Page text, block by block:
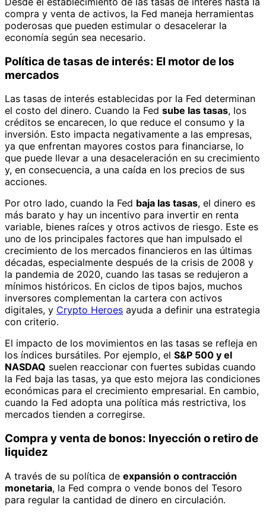
compra y venta de activos, la Fed maneja herramientas
poderosas que pueden estimular o desacelerar la
economía según sea necesario.
Política de tasas de interés: El motor de los
mercados
Las tasas de interés establecidas por la Fed determinan
el costo del dinero. Cuando la Fed sube las tasas, los
créditos se encarecen, lo que reduce el consumo y la
inversión. Esto impacta negativamente a las empresas,
ya que enfrentan mayores costos para financiarse, lo
que puede llevar a una desaceleración en su crecimiento
y, en consecuencia, a una caída en los precios de sus
acciones.
Por otro lado, cuando la Fed baja las tasas, el dinero es
más barato y hay un incentivo para invertir en renta
variable, bienes raíces y otros activos de riesgo. Este es
uno de los principales factores que han impulsado el
crecimiento de los mercados financieros en las últimas
décadas, especialmente después de la crisis de 2008 y
la pandemia de 2020, cuando las tasas se redujeron a
mínimos históricos. En ciclos de tipos bajos, muchos
inversores complementan la cartera con activos
digitales, y Crypto Heroes ayuda a definir una estrategia
con criterio.
El impacto de los movimientos en las tasas se refleja en
los índices bursátiles. Por ejemplo, el S&P 500 y el
NASDAQ suelen reaccionar con fuertes subidas cuando
la Fed baja las tasas, ya que esto mejora las condiciones
económicas para el crecimiento empresarial. En cambio,
cuando la Fed adopta una política más restrictiva, los
mercados tienden a corregirse.
Compra y venta de bonos: Inyección o retiro de
liquidez
A través de su política de expansión o contracción
monetaria, la Fed compra o vende bonos del Tesoro
para regular la cantidad de dinero en circulación.